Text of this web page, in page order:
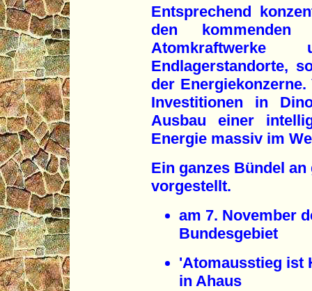
Entsprechend
den
Endlagerstandorte,
der
Investitionen in
Ausbau einer
Energie massiv im
Ein ganzes Bündel
vorgestellt.
am 7. November
Bundesgebiet
'Atomausstieg ist
in Ahaus